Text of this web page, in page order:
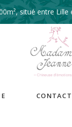
situé entre Lille
CONTACT